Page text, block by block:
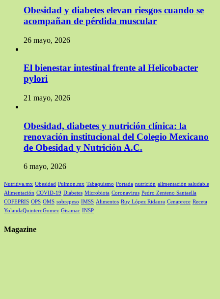
Obesidad y diabetes elevan riesgos cuando se
acompañan de pérdida muscular
26 mayo, 2026
El bienestar intestinal frente al Helicobacter
pylori
21 mayo, 2026
Obesidad, diabetes y nutrición clínica: la
renovación institucional del Colegio Mexicano
de Obesidad y Nutrición A.C.
6 mayo, 2026
Nutritiva.mx Obesidad Pulmon.mx Tabaquismo Portada nutrición alimentación saludable
Alimentación COVID-19 Diabetes Microbiota Coronavirus Pedro Zenteno Santaella
COFEPRIS OPS OMS sobrepeso IMSS Alimentos Ruy López Ridaura Cenaprece Receta
YolandaQuinteroGomez Gisamac INSP
Magazine